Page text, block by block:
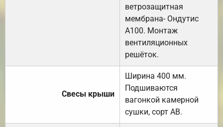
ветрозащитная
мембрана- Ондутис
А100. Монтаж
вентиляционных
решёток.
Свесы крыши
Ширина 400 мм.
Подшиваются
вагонкой камерной
сушки, сорт АВ.